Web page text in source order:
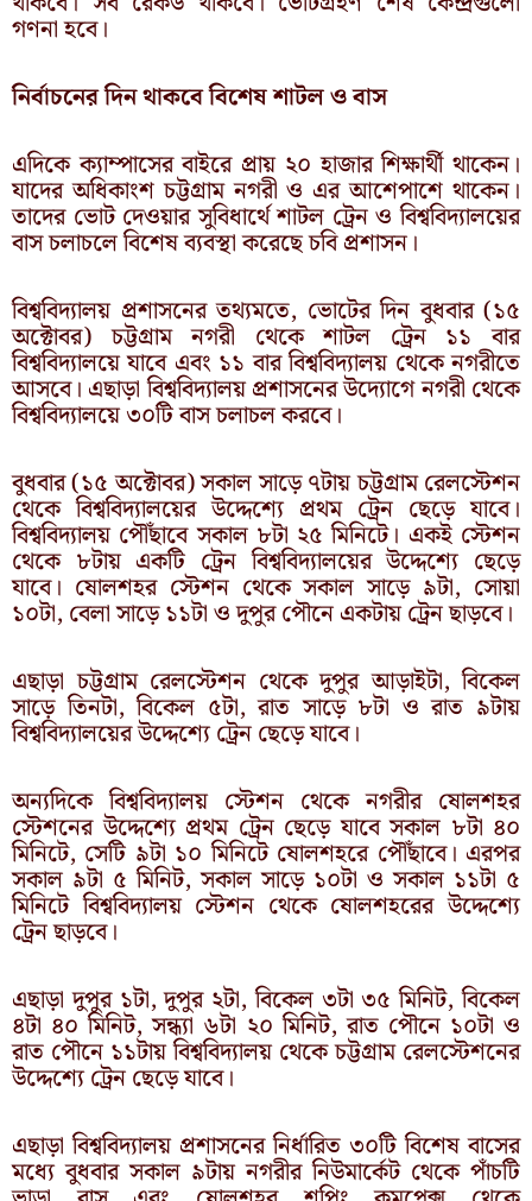
গণনা হবে।
নির্বাচনের দিন থাকবে বিশেষ শাটল ও বাস
এদিকে ক্যাম্পাসের বাইরে প্রায় ২০ হাজার শিক্ষার্থী থাকেন।
যাদের অধিকাংশ চট্টগ্রাম নগরী ও এর আশেপাশে থাকেন।
তাদের ভোট দেওয়ার সুবিধার্থে শাটল ট্রেন ও বিশ্ববিদ্যালয়ের
বাস চলাচলে বিশেষ ব্যবস্থা করেছে চবি প্রশাসন।
বিশ্ববিদ্যালয় প্রশাসনের তথ্যমতে, ভোটের দিন বুধবার (১৫
অক্টোবর) চট্টগ্রাম নগরী থেকে শাটল ট্রেন ১১ বার
বিশ্ববিদ্যালয়ে যাবে এবং ১১ বার বিশ্ববিদ্যালয় থেকে নগরীতে
আসবে। এছাড়া বিশ্ববিদ্যালয় প্রশাসনের উদ্যোগে নগরী থেকে
বিশ্ববিদ্যালয়ে ৩০টি বাস চলাচল করবে।
বুধবার (১৫ অক্টোবর) সকাল সাড়ে ৭টায় চট্টগ্রাম রেলস্টেশন
থেকে বিশ্ববিদ্যালয়ের উদ্দেশ্যে প্রথম ট্রেন ছেড়ে যাবে।
বিশ্ববিদ্যালয় পৌঁছাবে সকাল ৮টা ২৫ মিনিটে। একই স্টেশন
থেকে ৮টায় একটি ট্রেন বিশ্ববিদ্যালয়ের উদ্দেশ্যে ছেড়ে
যাবে। ষোলশহর স্টেশন থেকে সকাল সাড়ে ৯টা, সোয়া
১০টা, বেলা সাড়ে ১১টা ও দুপুর পৌনে একটায় ট্রেন ছাড়বে।
এছাড়া চট্টগ্রাম রেলস্টেশন থেকে দুপুর আড়াইটা, বিকেল
সাড়ে তিনটা, বিকেল ৫টা, রাত সাড়ে ৮টা ও রাত ৯টায়
বিশ্ববিদ্যালয়ের উদ্দেশ্যে ট্রেন ছেড়ে যাবে।
অন্যদিকে বিশ্ববিদ্যালয় স্টেশন থেকে নগরীর ষোলশহর
স্টেশনের উদ্দেশ্যে প্রথম ট্রেন ছেড়ে যাবে সকাল ৮টা ৪০
মিনিটে, সেটি ৯টা ১০ মিনিটে ষোলশহরে পৌঁছাবে। এরপর
সকাল ৯টা ৫ মিনিট, সকাল সাড়ে ১০টা ও সকাল ১১টা ৫
মিনিটে বিশ্ববিদ্যালয় স্টেশন থেকে ষোলশহরের উদ্দেশ্যে
ট্রেন ছাড়বে।
এছাড়া দুপুর ১টা, দুপুর ২টা, বিকেল ৩টা ৩৫ মিনিট, বিকেল
৪টা ৪০ মিনিট, সন্ধ্যা ৬টা ২০ মিনিট, রাত পৌনে ১০টা ও
রাত পৌনে ১১টায় বিশ্ববিদ্যালয় থেকে চট্টগ্রাম রেলস্টেশনের
উদ্দেশ্যে ট্রেন ছেড়ে যাবে।
এছাড়া বিশ্ববিদ্যালয় প্রশাসনের নির্ধারিত ৩০টি বিশেষ বাসের
মধ্যে বুধবার সকাল ৯টায় নগরীর নিউমার্কেট থেকে পাঁচটি